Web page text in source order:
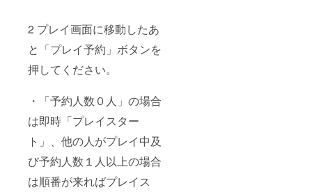
2 プレイ画面に移動したあ
と「プレイ予約」ボタンを
押してください。
・「予約人数０人」の場合
は即時「プレイスター
ト」、他の人がプレイ中及
び予約人数１人以上の場合
は順番が来ればプレイス